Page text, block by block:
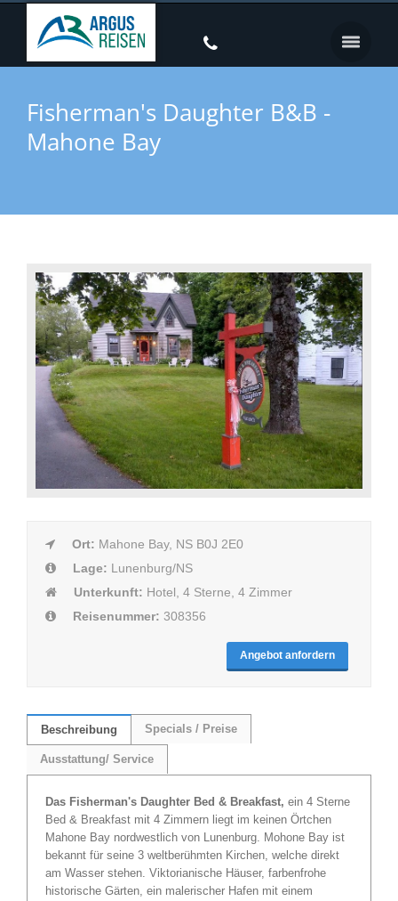
Fisherman's Daughter B&B -
Mahone Bay
Ort: Mahone Bay, NS B0J 2E0
Lage: Lunenburg/NS
Unterkunft: Hotel, 4 Sterne, 4 Zimmer
Reisenummer: 308356
Angebot anfordern
Beschreibung Specials / Preise
Ausstattung/ Service
Das Fisherman's Daughter Bed & Breakfast, ein 4 Sterne
Bed & Breakfast mit 4 Zimmern liegt im keinen Örtchen
Mahone Bay nordwestlich von Lunenburg. Mohone Bay ist
bekannt für seine 3 weltberühmten Kirchen, welche direkt
am Wasser stehen. Viktorianische Häuser, farbenfrohe
historische Gärten, ein malerischer Hafen mit einem